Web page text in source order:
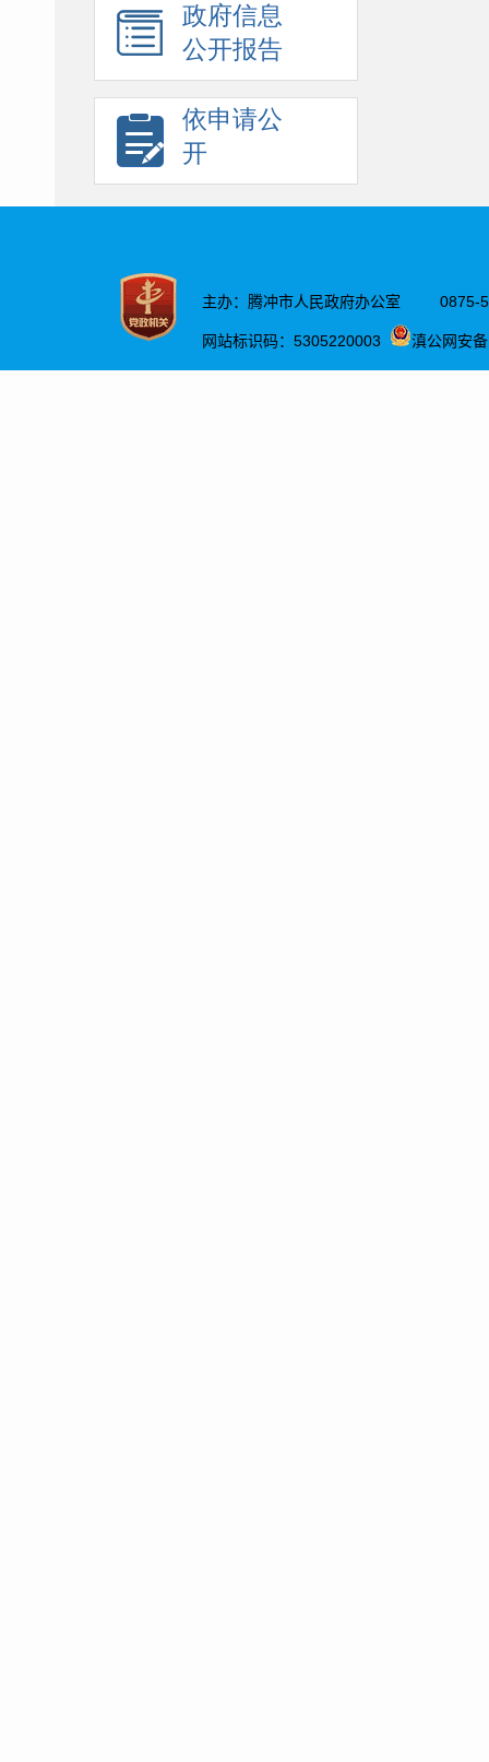
政府信息
公开报告
依申请公
开